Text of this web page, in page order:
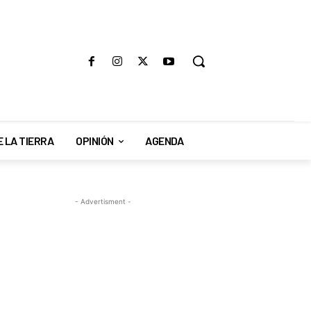
LA TIERRA OPINIÓN AGENDA
- Advertisment -